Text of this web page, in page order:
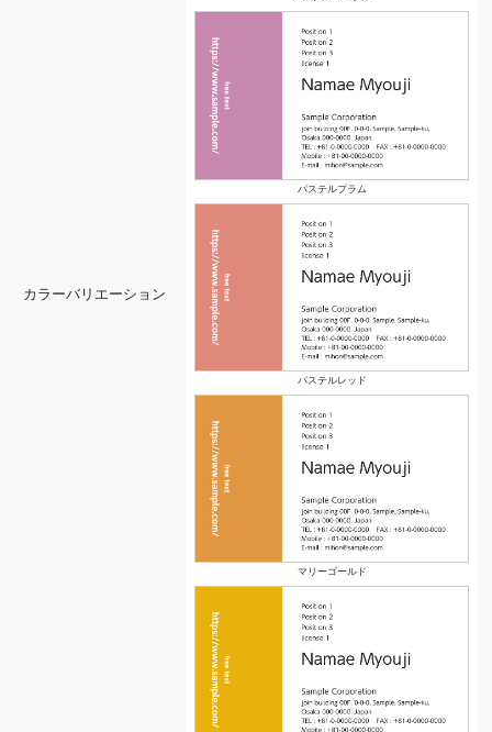
カラーバリエーション
パステルプラム
パステルレッド
マリーゴールド